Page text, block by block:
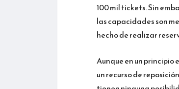
100 mil tickets. Sin
las capacidades son
hecho de realizar
Aunque en un
un recurso de